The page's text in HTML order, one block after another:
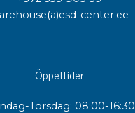
center.ee
Öppettider
Torsdag: 08:00-16:30